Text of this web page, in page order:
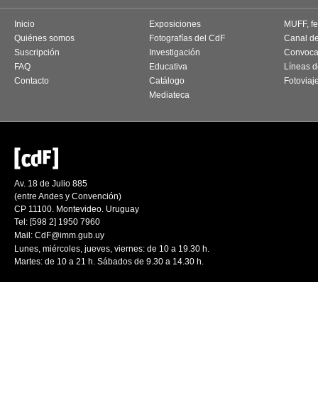
Inicio
Quiénes somos
Suscripción
FAQ
Contacto
Exposiciones
Fotografías del CdF
Investigación
Educativa
Catálogo
Mediateca
MUFF,
Canal
Líneas
Av. 18 de Julio 885
(entre Andes y Convención)
CP 11100. Montevideo. Uruguay
Tel: [598 2] 1950 7960
Mail: CdF@imm.gub.uy
Lunes, miércoles, jueves, viernes: de 10 a 19.30 h.
Martes: de 10 a 21 h. Sábados de 9.30 a 14.30 h.